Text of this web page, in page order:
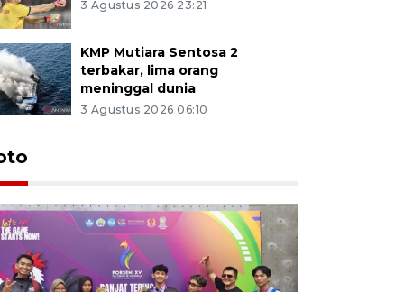
3 Agustus 2026 23:21
KMP Mutiara Sentosa 2
terbakar, lima orang
meninggal dunia
3 Agustus 2026 06:10